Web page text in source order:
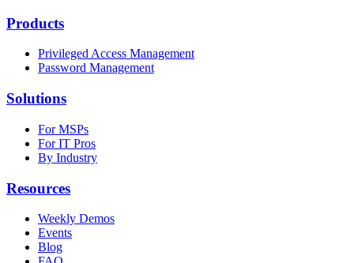
Products
Privileged Access Management
Password Management
Solutions
For MSPs
For IT Pros
By Industry
Resources
Weekly Demos
Events
Blog